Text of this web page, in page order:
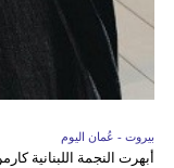
بيروت - عُمان اليوم
أبهرت النجمة اللبنانية